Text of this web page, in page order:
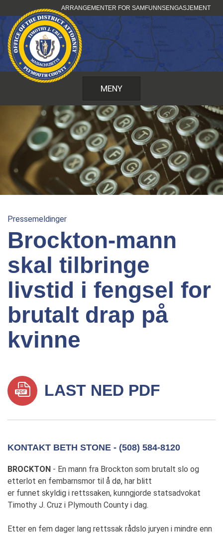
til
innhold
ARRANGEMENTER FOR SAMFUNNSENGASJEMENT
MENY
Pressemeldinger
Brockton-mann
skal tilbringe
livstid i fengsel for
brutalt drap på
kvinne
LAST NED PDF
KONTAKT BETH STONE - (508) 584-8120
BROCKTON - En mann fra Brockton som brutalt slo og
etterlot en fembarnsmor til å dø, har blitt
er funnet skyldig i rettssaken, kunngjorde statsadvokat
Timothy J. Cruz i Plymouth County i dag.
Etter en fem dager lang rettssak rådslo juryen i mindre enn